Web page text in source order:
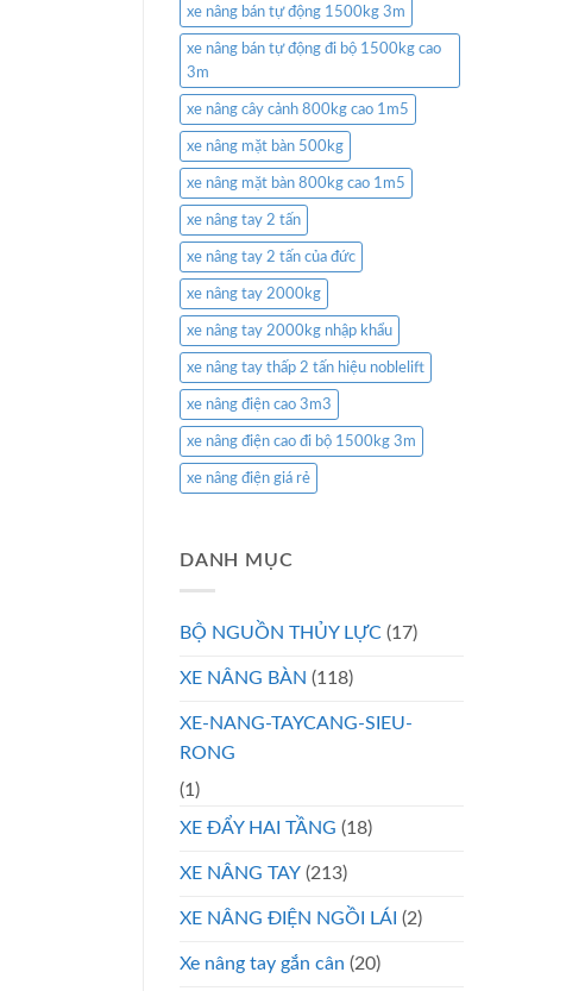
xe nâng bán tự động 1500kg 3m
xe nâng bán tự động đi bộ 1500kg cao
3m
xe nâng cây cảnh 800kg cao 1m5
xe nâng mặt bàn 500kg
xe nâng mặt bàn 800kg cao 1m5
xe nâng tay 2 tấn
xe nâng tay 2 tấn của đức
xe nâng tay 2000kg
xe nâng tay 2000kg nhập khẩu
xe nâng tay thấp 2 tấn hiệu noblelift
xe nâng điện cao 3m3
xe nâng điện cao đi bộ 1500kg 3m
xe nâng điện giá rẻ
DANH MỤC
BỘ NGUỒN THỦY LỰC (17)
XE NÂNG BÀN (118)
XE-NANG-TAYCANG-SIEU-
RONG
(1)
XE ĐẨY HAI TẦNG (18)
XE NÂNG TAY (213)
XE NÂNG ĐIỆN NGỒI LÁI (2)
Xe nâng tay gắn cân (20)